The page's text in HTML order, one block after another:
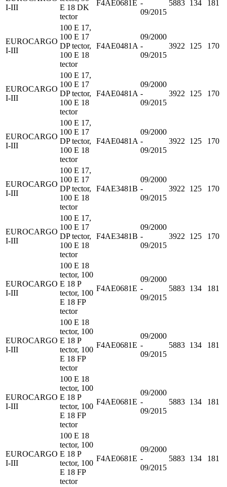
I-III
E 18 DK
tector
F4AE0681E -
09/2015
5883 134 181
EUROCARGO
I-III
100 E 17,
100 E 17
DP tector,
100 E 18
tector
F4AE0481A
09/2000
-
09/2015
3922 125 170
EUROCARGO
I-III
100 E 17,
100 E 17
DP tector,
100 E 18
tector
F4AE0481A
09/2000
-
09/2015
3922 125 170
EUROCARGO
I-III
100 E 17,
100 E 17
DP tector,
100 E 18
tector
F4AE0481A
09/2000
-
09/2015
3922 125 170
EUROCARGO
I-III
100 E 17,
100 E 17
DP tector,
100 E 18
tector
F4AE3481B
09/2000
-
09/2015
3922 125 170
EUROCARGO
I-III
100 E 17,
100 E 17
DP tector,
100 E 18
tector
F4AE3481B
09/2000
-
09/2015
3922 125 170
EUROCARGO
I-III
100 E 18
tector, 100
E 18 P
tector, 100
E 18 FP
tector
F4AE0681E
09/2000
-
09/2015
5883 134 181
EUROCARGO
I-III
100 E 18
tector, 100
E 18 P
tector, 100
E 18 FP
tector
F4AE0681E
09/2000
-
09/2015
5883 134 181
EUROCARGO
I-III
100 E 18
tector, 100
E 18 P
tector, 100
E 18 FP
tector
F4AE0681E
09/2000
-
09/2015
5883 134 181
EUROCARGO
I-III
100 E 18
tector, 100
E 18 P
tector, 100
E 18 FP
tector
F4AE0681E
09/2000
-
09/2015
5883 134 181